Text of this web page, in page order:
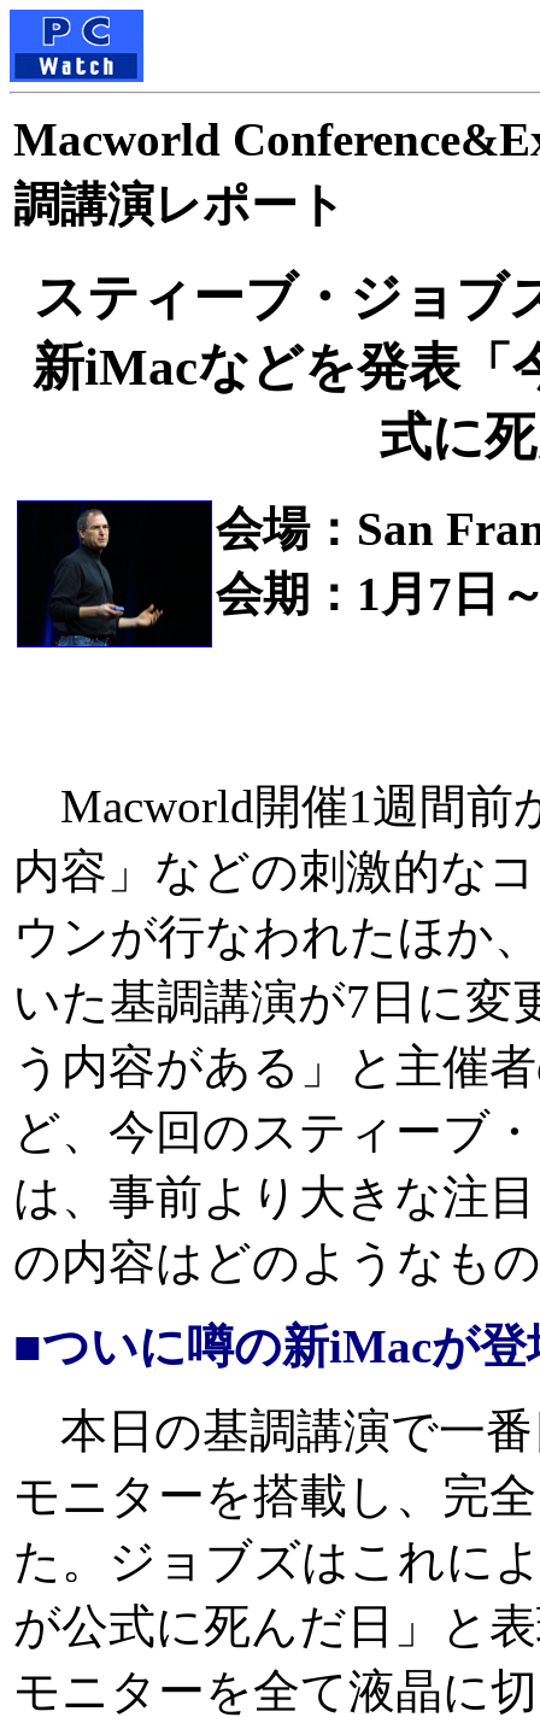
Macworld
調講演レポート
スティーブ・ジョブ
新iMacなどを発表「
式に
会場：San
会期：1月7日
Macworld開催1週間前
内容」などの刺激的な
ウンが行なわれたほか
いた基調講演が7日に変
う内容がある」と主催
ど、今回のスティーブ
は、事前より大きな注
の内容はどのようなも
■ついに噂の新iMacが登
本日の基調講演で一
モニターを搭載し、完
た。ジョブズはこれに
が公式に死んだ日」と
モニターを全て液晶に